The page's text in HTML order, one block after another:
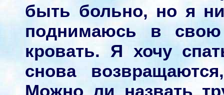
быть больно, но я
поднимаюсь в
кровать. Я хочу
снова
Можно ли назвать